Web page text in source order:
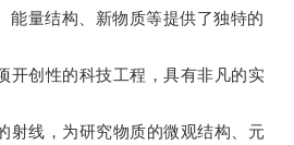
能量结构、新物质等提供了独特的
创性的科技工程，具有非凡的实
线，为研究物质的微观结构、元